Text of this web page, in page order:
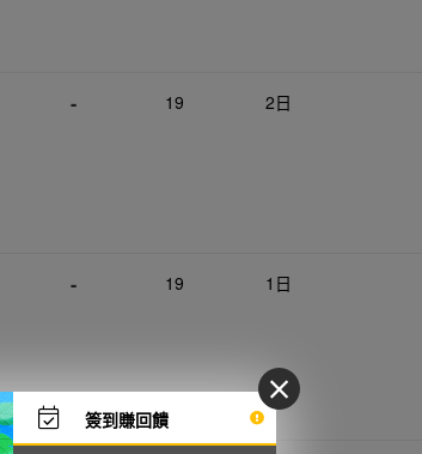
簽到賺回饋
- 19 2日
- 19 1日